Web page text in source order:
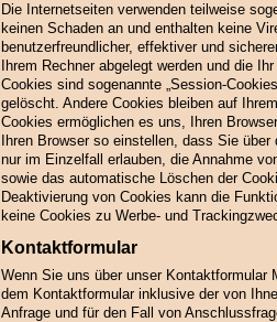
Die Internetseiten verwenden teilweise
keinen Schaden an und enthalten keine
benutzerfreundlicher, effektiver und
Ihrem Rechner abgelegt werden und die
Cookies sind sogenannte „Session-
gelöscht. Andere Cookies bleiben auf
Cookies ermöglichen es uns, Ihren
Ihren Browser so einstellen, dass Sie
nur im Einzelfall erlauben, die Annahme
sowie das automatische Löschen der
Deaktivierung von Cookies kann die
keine Cookies zu Werbe- und
Kontaktformular
Wenn Sie uns über unser Kontaktformular
dem Kontaktformular inklusive der von
Anfrage und für den Fall von